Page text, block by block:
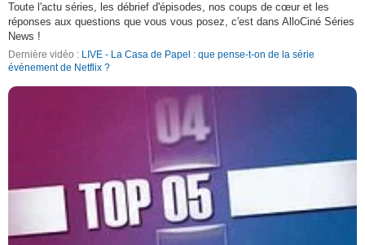
Toute l'actu séries, les débrief d'épisodes, nos coups de cœur et les
réponses aux questions que vous vous posez, c'est dans AlloCiné Séries
News !
Dernière vidéo : LIVE - La Casa de Papel : que pense-t-on de la série
événement de Netflix ?